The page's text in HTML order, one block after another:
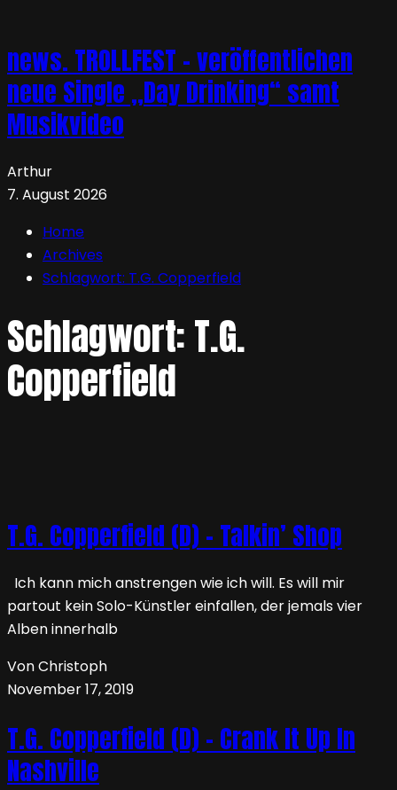
news. TROLLFEST – veröffentlichen
neue Single „Day Drinking“ samt
Musikvideo
Arthur
7. August 2026
Home
Archives
Schlagwort: T.G. Copperfield
Schlagwort:T.G.
Copperfield
T.G. Copperfield (D) – Talkin’ Shop
Ich kann mich anstrengen wie ich will. Es will mir
partout kein Solo-Künstler einfallen, der jemals vier
Alben innerhalb
Von Christoph
November 17, 2019
T.G. Copperfield (D) – Crank It Up In
Nashville